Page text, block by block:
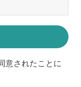
意されたことに